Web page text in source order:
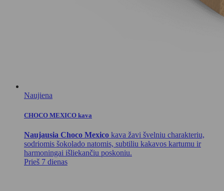
Naujiena
CHOCO MEXICO kava
Naujausia Choco Mexico kava žavi švelniu charakteriu,
sodriomis šokolado natomis, subtiliu kakavos kartumu ir
harmoningai išliekančiu poskoniu.
Prieš 7 dienas